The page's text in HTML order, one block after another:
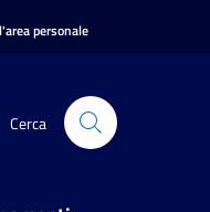
personale
Cerca